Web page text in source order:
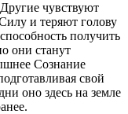
чувствуют
и теряют голову
получить
они станут
Сознание
свой
оно здесь на земле